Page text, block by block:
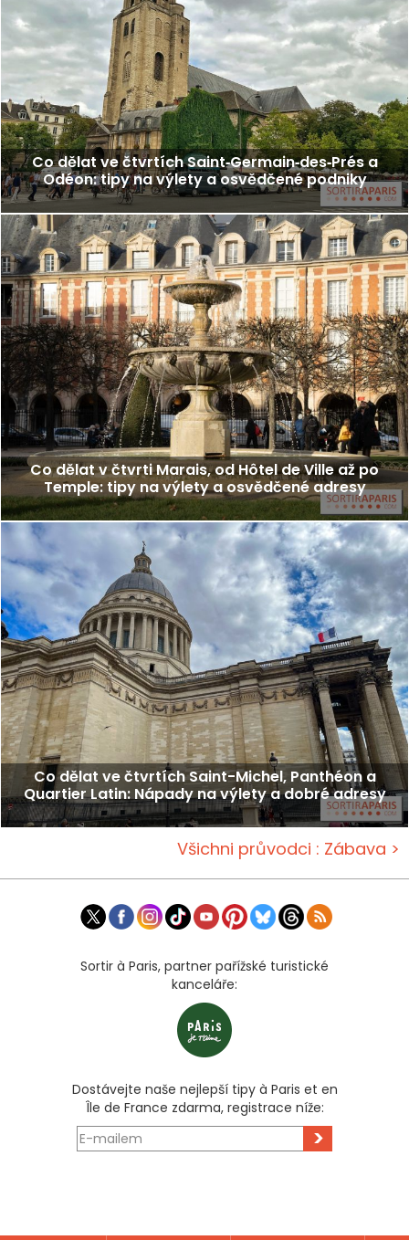
Co dělat ve čtvrtích Saint‑Germain‑des‑Prés a
Odéon: tipy na výlety a osvědčené podniky
Co dělat v čtvrti Marais, od Hôtel de Ville až po
Temple: tipy na výlety a osvědčené adresy
Co dělat ve čtvrtích Saint-Michel, Panthéon a
Quartier Latin: Nápady na výlety a dobré adresy
Všichni průvodci : Zábava >
Sortir à Paris, partner pařížské turistické
kanceláře:
Dostávejte naše nejlepší tipy à Paris et en
Île de France zdarma, registrace níže:
>